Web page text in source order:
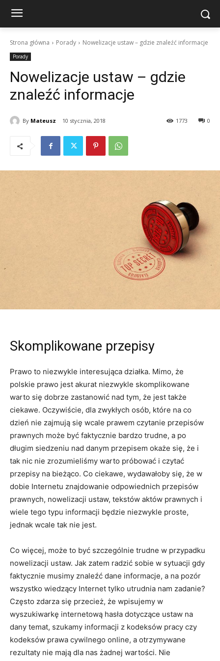
Strona główna Porady Nowelizacje ustaw – gdzie znaleźć informacje
Porady
Nowelizacje ustaw – gdzie
znaleźć informacje
By Mateusz 10 stycznia, 2018 0
1773
Skomplikowane przepisy
Prawo to niezwykle interesująca działka. Mimo, że
polskie prawo jest akurat niezwykle skomplikowane
warto się dobrze zastanowić nad tym, że jest także
ciekawe. Oczywiście, dla zwykłych osób, które na co
dzień nie zajmują się wcale prawem czytanie przepisów
prawnych może być faktycznie bardzo trudne, a po
długim siedzeniu nad danym przepisem okaże się, że i
tak nic nie zrozumieliśmy warto próbować i czytać
przepisy na bieżąco. Co ciekawe, wydawałoby się, że w
dobie Internetu znajdowanie odpowiednich przepisów
prawnych, nowelizacji ustaw, tekstów aktów prawnych i
wiele tego typu informacji będzie niezwykle proste,
jednak wcale tak nie jest.
Co więcej, może to być szczególnie trudne w przypadku
nowelizacji ustaw. Jak zatem radzić sobie w sytuacji gdy
faktycznie musimy znaleźć dane informacje, a na pozór
wszystko wiedzący Internet tylko utrudnia nam zadanie?
Często zdarza się przecież, że wpisujemy w
wyszukiwarkę internetową hasła dotyczące ustaw na
dany temat, szukamy informacji z kodeksów pracy czy
kodeksów prawa cywilnego online, a otrzymywane
rezultaty nie mają dla nas żadnej wartości. Nie